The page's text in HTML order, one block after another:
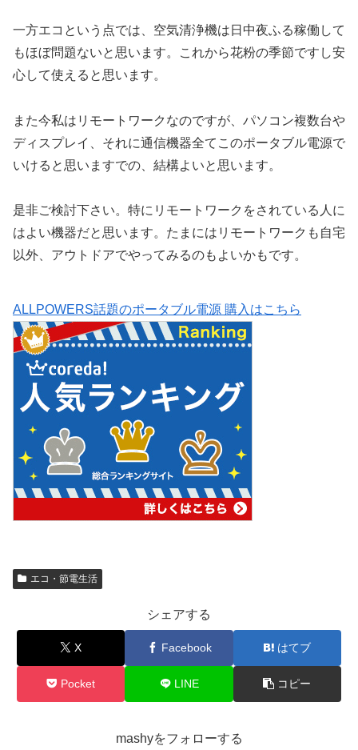
一方エコという点では、空気清浄機は日中夜ふる稼働して
もほぼ問題ないと思います。これから花粉の季節ですし安
心して使えると思います。
また今私はリモートワークなのですが、パソコン複数台や
ディスプレイ、それに通信機器全てこのポータブル電源で
いけると思いますでの、結構よいと思います。
是非ご検討下さい。特にリモートワークをされている人に
はよい機器だと思います。たまにはリモートワークも自宅
以外、アウトドアでやってみるのもよいかもです。
ALLPOWERS話題のポータブル電源 購入はこちら
エコ・節電生活
シェアする
X Facebook はてブ
Pocket LINE コピー
mashyをフォローする